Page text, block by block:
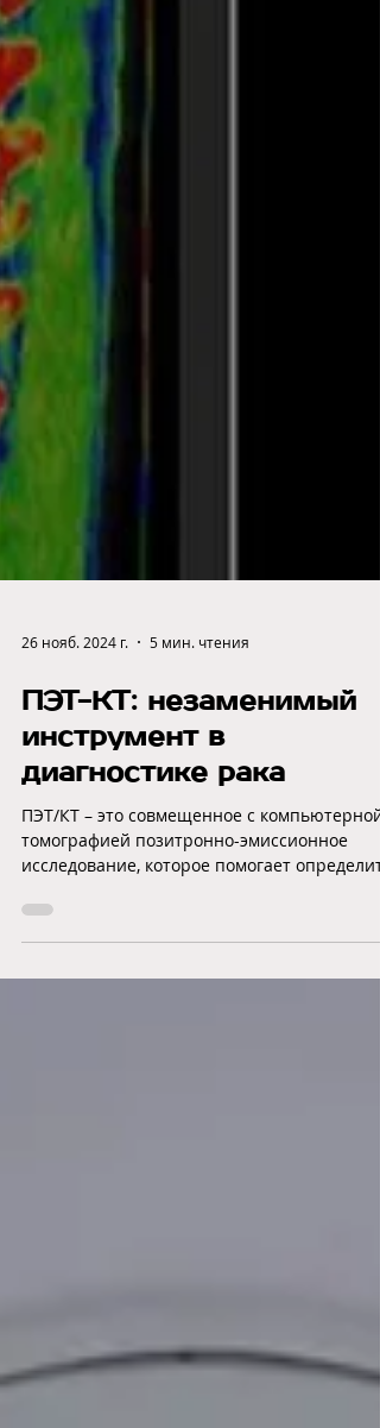
26 нояб. 2024 г. 5 мин. чтения
ПЭТ-КТ: незаменимый
инструмент в
диагностике рака
ПЭТ/КТ – это совмещенное с компьютерной
исследование, которое помогает
аномальную...